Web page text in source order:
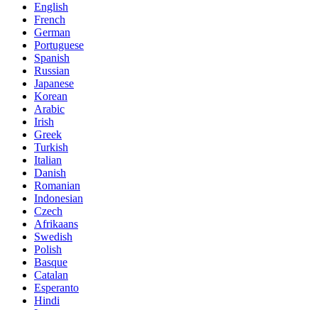
English
French
German
Portuguese
Spanish
Russian
Japanese
Korean
Arabic
Irish
Greek
Turkish
Italian
Danish
Romanian
Indonesian
Czech
Afrikaans
Swedish
Polish
Basque
Catalan
Esperanto
Hindi